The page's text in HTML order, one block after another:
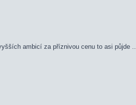
ambicí za příznivou cenu to asi půjde ..